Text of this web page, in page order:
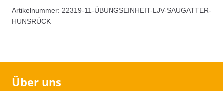
Hunsrück
Artikelnummer: 22319-11-ÜBUNGSEINHEIT-LJV-SAUGATTER-
HUNSRÜCK
Über uns